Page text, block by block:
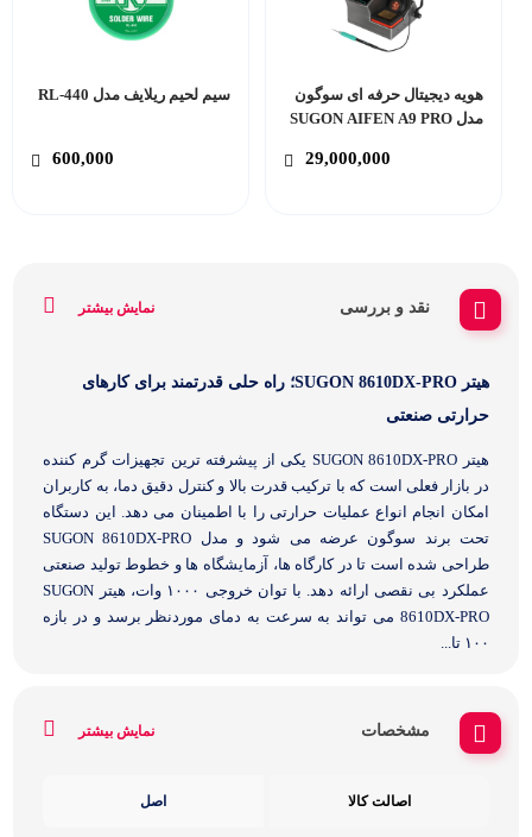
هویه دیجیتال حرفه ای سوگون
مدل SUGON AIFEN A9 PRO
29,000,000
سیم لحیم ریلایف مدل RL-440
600,000
نقد و بررسی نمایش بیشتر
هیتر SUGON 8610DX-PRO؛ راه حلی قدرتمند برای کارهای
حرارتی صنعتی
هیتر SUGON 8610DX-PRO یکی از پیشرفته ترین تجهیزات گرم کننده
در بازار فعلی است که با ترکیب قدرت بالا و کنترل دقیق دما، به کاربران
امکان انجام انواع عملیات حرارتی را با اطمینان می دهد. این دستگاه
تحت برند سوگون عرضه می شود و مدل SUGON 8610DX-PRO
طراحی شده است تا در کارگاه ها، آزمایشگاه ها و خطوط تولید صنعتی
عملکرد بی نقصی ارائه دهد. با توان خروجی ۱۰۰۰ وات، هیتر SUGON
8610DX-PRO می تواند به سرعت به دمای موردنظر برسد و در بازه
۱۰۰ تا...
مشخصات نمایش بیشتر
اصالت کالا اصل